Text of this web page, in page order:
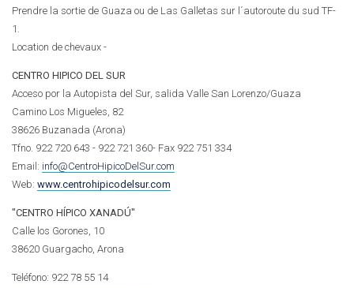
Prendre la sortie de Guaza ou de Las Galletas sur l´autoroute du sud TF-
1.
Location de chevaux -
CENTRO HIPICO DEL SUR
Acceso por la Autopista del Sur, salida Valle San Lorenzo/Guaza
Camino Los Migueles, 82
38626 Buzanada (Arona)
Tfno. 922 720 643 - 922 721 360- Fax 922 751 334
Email: info@CentroHipicoDelSur.com
Web: www.centrohipicodelsur.com
"CENTRO HÍPICO XANADÚ"
Calle los Gorones, 10
38620 Guargacho, Arona
Teléfono: 922 78 55 14